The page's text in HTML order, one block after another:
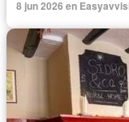
8 jun 2026 en